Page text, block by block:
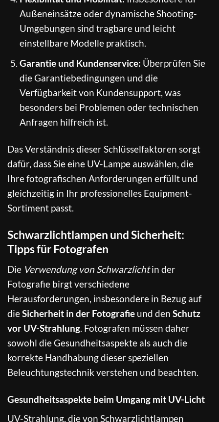
Außeneinsätze oder dynamische Shooting-
Umgebungen sind tragbare und leicht
einstellbare Modelle praktisch.
Garantie und Kundenservice: Überprüfen Sie
die Garantiebedingungen und die
Verfügbarkeit von Kundensupport, was
besonders bei Problemen oder technischen
Anfragen hilfreich ist.
Das Verständnis dieser Schlüsselfaktoren sorgt
dafür, dass Sie eine UV-Lampe auswählen, die
Ihre fotografischen Anforderungen erfüllt und
gleichzeitig in Ihr professionelles Equipment-
Sortiment passt.
Schwarzlichtlampen und Sicherheit:
Tipps für Fotografen
Die Verwendung von Schwarzlichtin der
Fotografie birgt verschiedene
Herausforderungen, insbesondere in Bezug auf
dieSicherheit in der Fotografie und den Schutz
vor UV-Strahlung. Fotografen müssen daher
sowohl die Gesundheitsaspekte als auch die
korrekte Handhabung dieser speziellen
Beleuchtungstechnik verstehen und beachten.
Gesundheitsaspekte beim Umgang mit UV-Licht
UV-Strahlung, die von Schwarzlichtlampen